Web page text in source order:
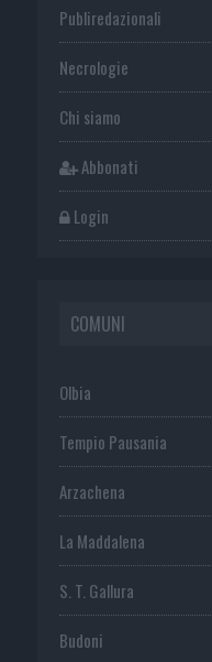
Publiredazionali
Necrologie
Chi siamo
Abbonati
Login
COMUNI
Olbia
Tempio Pausania
Arzachena
La Maddalena
S. T. Gallura
Budoni